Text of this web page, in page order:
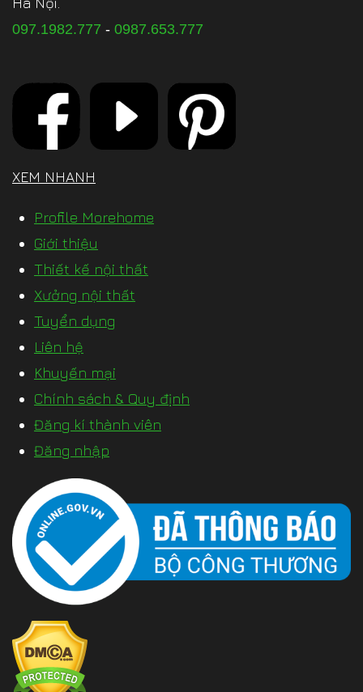
097.1982.777 - 0987.653.777
XEM NHANH
Profile Morehome
Giới thiệu
Thiết kế nội thất
Xưởng nội thất
Tuyển dụng
Liên hệ
Khuyến mại
Chính sách & Quy định
Đăng kí thành viên
Đăng nhập